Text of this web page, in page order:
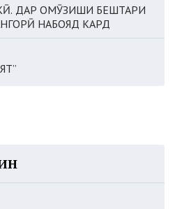
ДАР ОМӮЗИШИ БЕШТАРИ
НАБОЯД КАРД